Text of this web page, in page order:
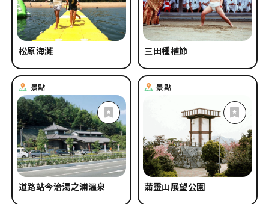
松原海灘 三田種植節
景點
道路站今治湯之浦溫泉
景點
蒲靈山展望公園